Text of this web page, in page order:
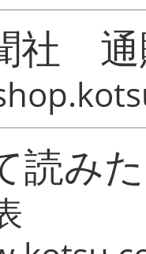
社
読み